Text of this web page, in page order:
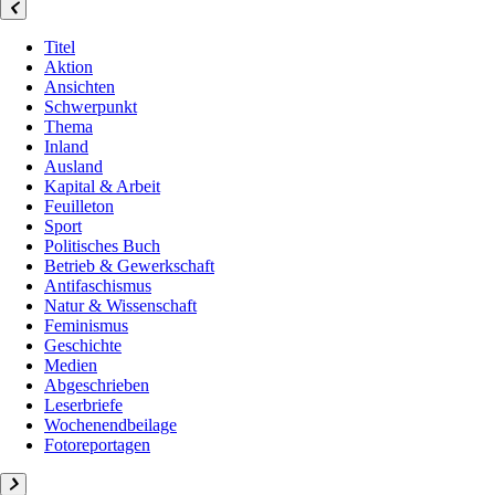
Titel
Aktion
Ansichten
Schwerpunkt
Thema
Inland
Ausland
Kapital & Arbeit
Feuilleton
Sport
Politisches Buch
Betrieb & Gewerkschaft
Antifaschismus
Natur & Wissenschaft
Feminismus
Geschichte
Medien
Abgeschrieben
Leserbriefe
Wochenendbeilage
Fotoreportagen